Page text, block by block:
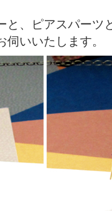
と、ピアスパーツ
いいたします。